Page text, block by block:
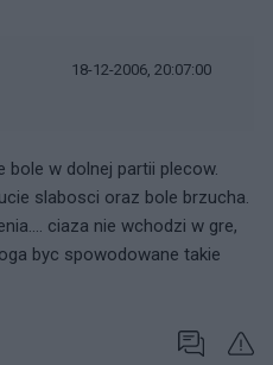
18-12-2006, 20:07:00
bole w dolnej partii plecow.
slabosci oraz bole brzucha.
ciaza nie wchodzi w gre,
byc spowodowane takie